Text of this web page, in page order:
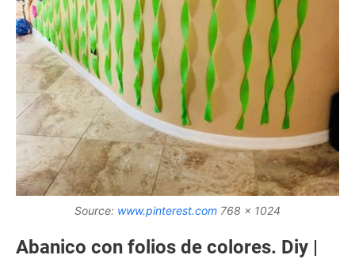
Source: www.pinterest.com 768 x 1024
Abanico con folios de colores. Diy |